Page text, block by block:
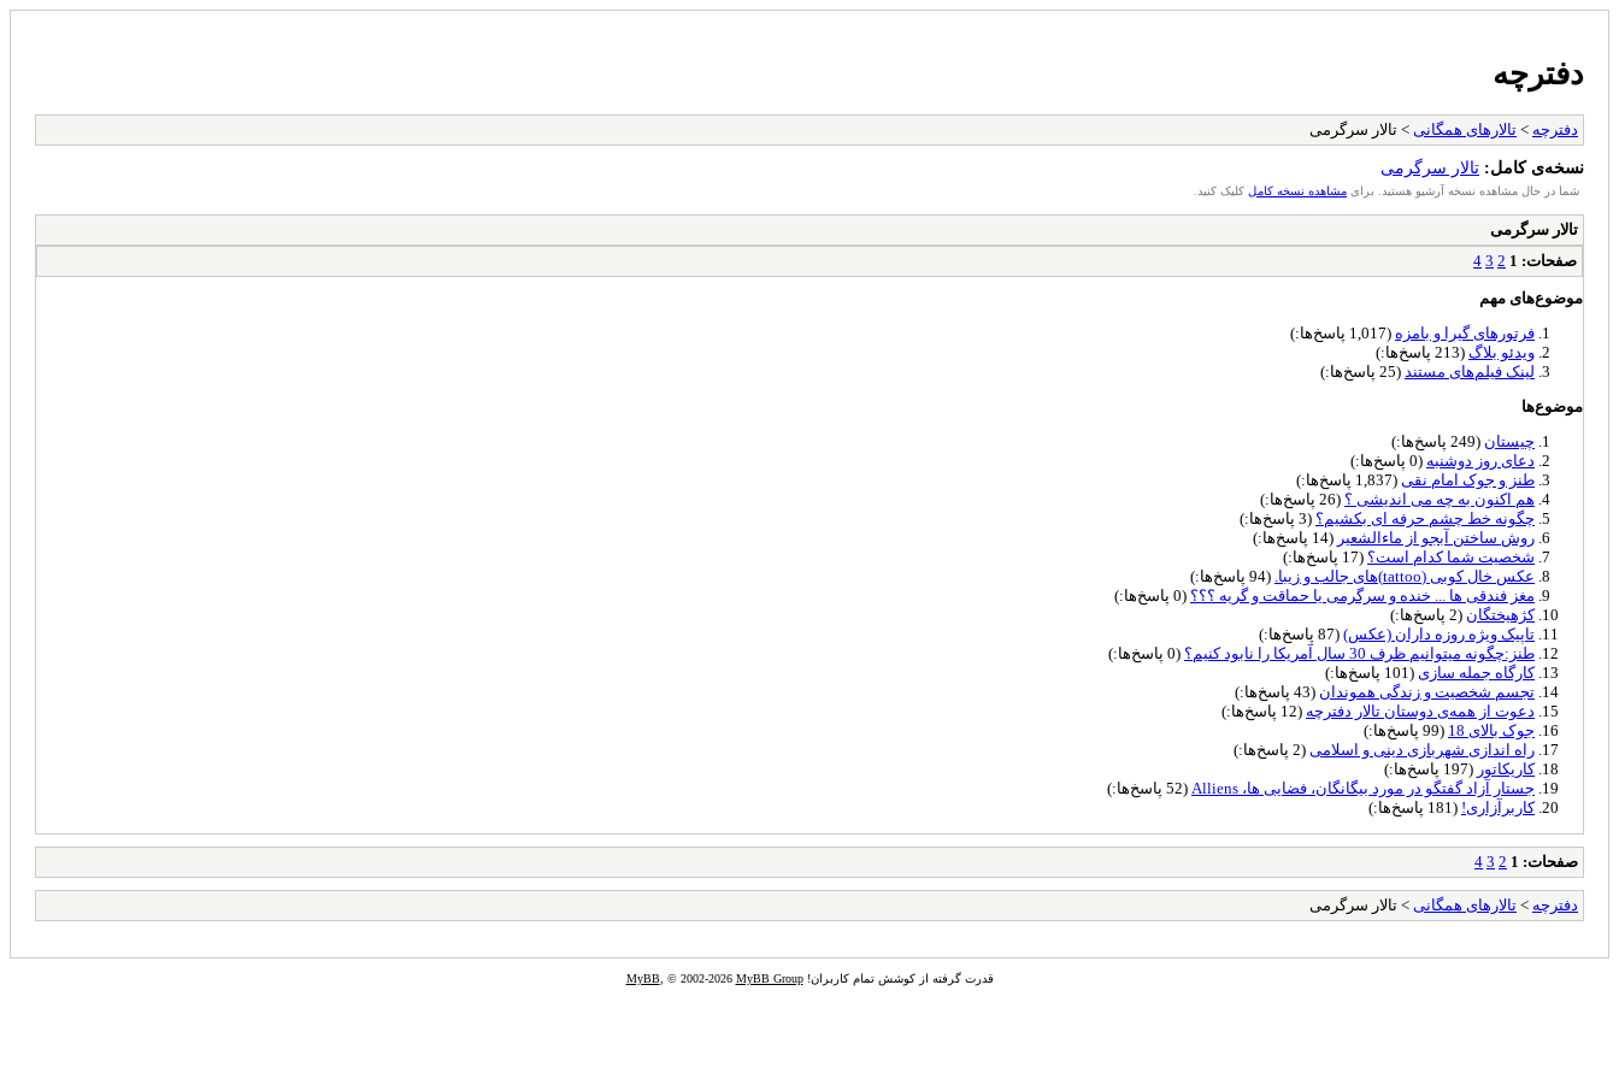
دفترچه
دفترچه > تالارهای همگانی > تالار سرگرمی
نسخه‌ی کامل: تالار سرگرمی
شما در حال مشاهده نسخه آرشیو هستید. برای مشاهده نسخه کامل کلیک کنید.
تالار سرگرمی
صفحات: 1
2
3
4
موضوع‌های مهم
فرتور‌های گیرا و بامزه (1,017 پاسخ‌ها:)
ویدئو بلاگ (213 پاسخ‌ها:)
لینک فیلم‌های مستند (25 پاسخ‌ها:)
موضوع‌ها
چیستان (249 پاسخ‌ها:)
دعای روز دوشنبه (0 پاسخ‌ها:)
طنز و جوک امام نقی (1,837 پاسخ‌ها:)
هم اکنون به چه می اندیشی ؟ (26 پاسخ‌ها:)
چگونه خط چشم حرفه ای بکشیم؟ (3 پاسخ‌ها:)
روش ساختن آبجو از ماءالشعیر (14 پاسخ‌ها:)
شخصیت شما کدام است؟ (17 پاسخ‌ها:)
عکس خال کوبی (tattoo)‌های جالب و زیبا.
(94 پاسخ‌ها:)
مغز فندقی ها ... خنده و سرگرمی یا حماقت و گریه ؟؟؟ (0 پاسخ‌ها:)
کژهیختگان (2 پاسخ‌ها:)
تاپیک ویژه روزه داران (عکس) (87 پاسخ‌ها:)
طنز:چگونه میتوانیم ظرف 30 سال آمریكا را نابود كنیم؟
(0 پاسخ‌ها:)
کارگاه جمله سازی (101 پاسخ‌ها:)
تجسم شخصیت و زندگی هموندان (43 پاسخ‌ها:)
دعوت از همه‌ی دوستان تالار دفترچه (12 پاسخ‌ها:)
جوک بالای 18
(99 پاسخ‌ها:)
راه اندازی شهربازی دینی و اسلامی (2 پاسخ‌ها:)
کاریکاتور (197 پاسخ‌ها:)
جستار آزاد گفتگو در مورد بیگانگان، فضایی ها، Alliens
(52 پاسخ‌ها:)
کاربرآزاری! (181 پاسخ‌ها:)
صفحات: 1
2
3
4
دفترچه > تالارهای همگانی > تالار سرگرمی
قدرت گرفته از کوشش تمام کاربران! MyBB, © 2002-2026 MyBB Group